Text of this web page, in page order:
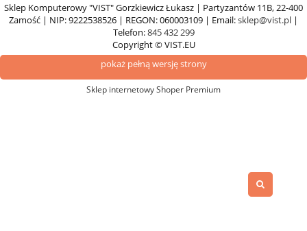
Sklep Komputerowy "VIST" Gorzkiewicz Łukasz | Partyzantów 11B, 22-400
Zamość | NIP: 9222538526 | REGON: 060003109 | Email:sklep@vist.pl |
Telefon:845 432 299
Copyright © VIST.EU
pokaż pełną wersję strony
Sklep internetowy Shoper Premium